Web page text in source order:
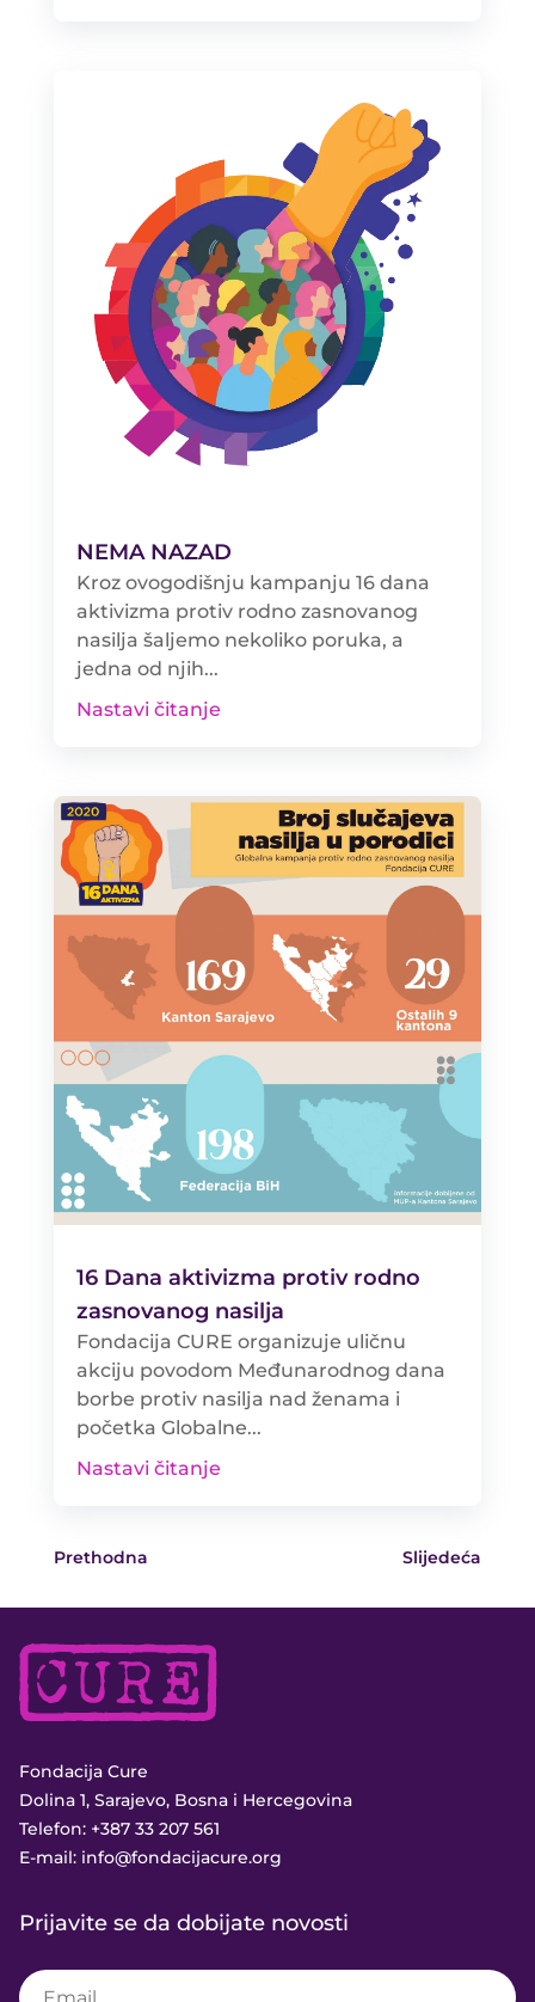
NEMA NAZAD
Kroz ovogodišnju kampanju 16 dana
aktivizma protiv rodno zasnovanog
nasilja šaljemo nekoliko poruka, a
jedna od njih...
Nastavi čitanje
16 Dana aktivizma protiv rodno
zasnovanog nasilja
Fondacija CURE organizuje uličnu
akciju povodom Međunarodnog dana
borbe protiv nasilja nad ženama i
početka Globalne...
Nastavi čitanje
Prethodna Slijedeća
Fondacija Cure
Dolina 1, Sarajevo, Bosna i Hercegovina
Telefon: +387 33 207 561
E-mail: info@fondacijacure.org
Prijavite se da dobijate novosti